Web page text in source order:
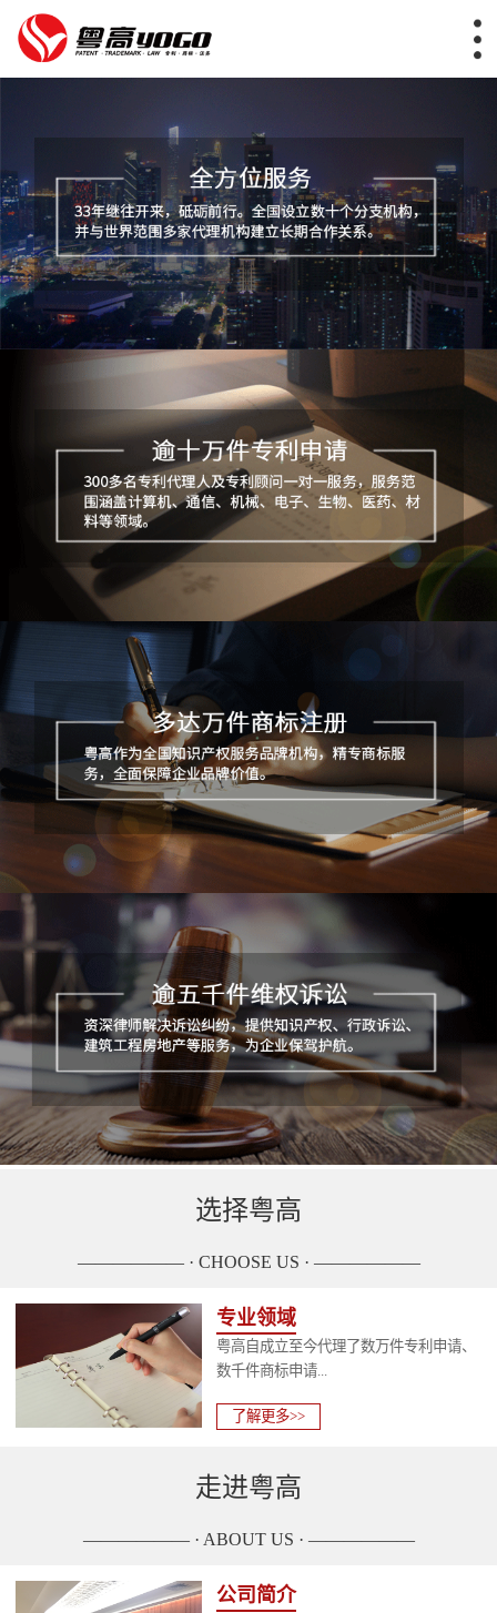
选择粤高
—————— · CHOOSE US · ——————
专业领域
粤高自成立至今代理了数万件专利申请、
数千件商标申请...
了解更多>>
走进粤高
—————— · ABOUT US · ——————
公司简介